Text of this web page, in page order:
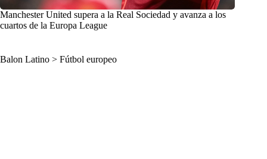
Manchester United supera a la Real Sociedad y avanza a los
cuartos de la Europa League
Balon Latino > Fútbol europeo